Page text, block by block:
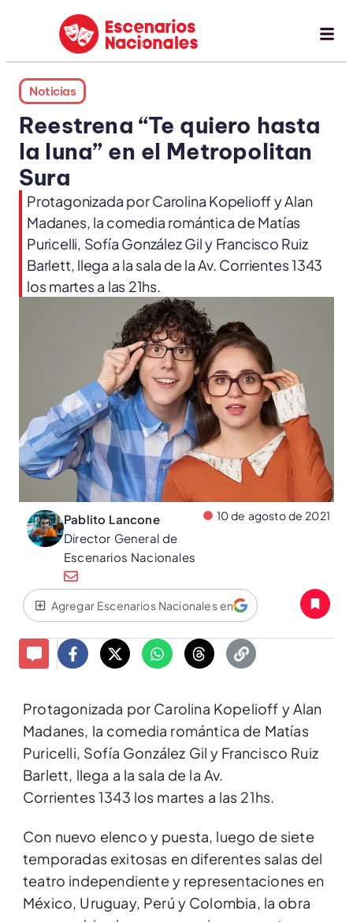
Noticias
Reestrena “Te quiero hasta
la luna” en el Metropolitan
Sura
Protagonizada por Carolina Kopelioff y Alan
Madanes, la comedia romántica de Matías
Puricelli, Sofía González Gil y Francisco Ruiz
Barlett, llega a la sala de la Av. Corrientes 1343
los martes a las 21hs.
Pablito Lancone
Director General de
Escenarios Nacionales
10 de agosto de 2021
Agregar Escenarios Nacionales en
Protagonizada por Carolina Kopelioff y Alan
Madanes, la comedia romántica de Matías
Puricelli, Sofía González Gil y Francisco Ruiz
Barlett, llega a la sala de la Av.
Corrientes 1343 los martes a las 21hs.
Con nuevo elenco y puesta, luego de siete
temporadas exitosas en diferentes salas del
teatro independiente y representaciones en
México, Uruguay, Perú y Colombia, la obra